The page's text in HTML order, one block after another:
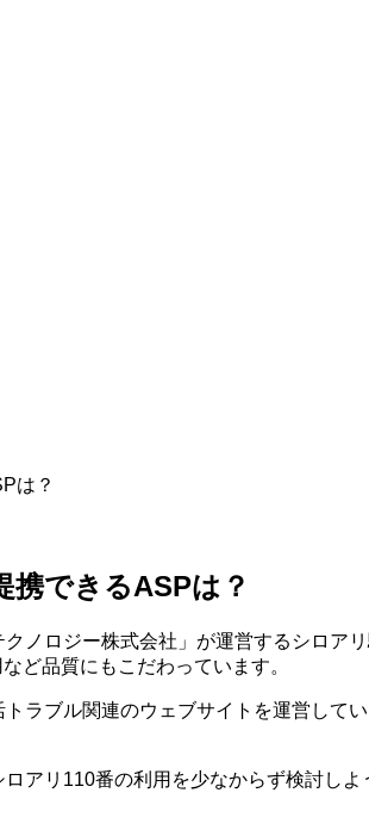
は？
携できるASPは？
ノロジー株式会社」が運営するシロ
ど品質にもこだわっています。
ラブル関連のウェブサイトを運営し
アリ110番の利用を少なからず検討し